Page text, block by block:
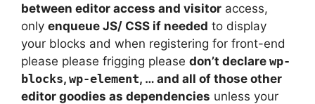
between editor access and visitor access,
only enqueue JS/ CSS if needed to display
your blocks and when registering for front-end
please please frigging please don’t declare wp-
blocks, wp-element, … and all of those other
editor goodies as dependencies unless your